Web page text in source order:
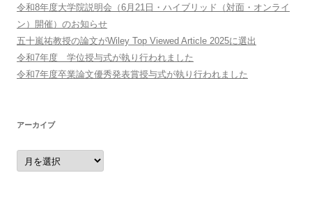
令和8年度大学院説明会（6月21日・ハイブリッド（対面・オンライ
ン）開催）のお知らせ
五十嵐祐教授の論文がWiley Top Viewed Article 2025に選出
令和7年度 学位授与式が執り行われました
令和7年度卒業論文優秀発表賞授与式が執り行われました
アーカイブ
ア
ー
カ